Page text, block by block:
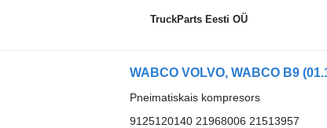
TruckParts Eesti OÜ
Pneimatiskais kompresors
9125120140 21968006 21513957